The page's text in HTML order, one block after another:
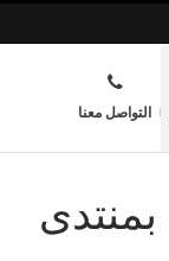
التواصل معنا